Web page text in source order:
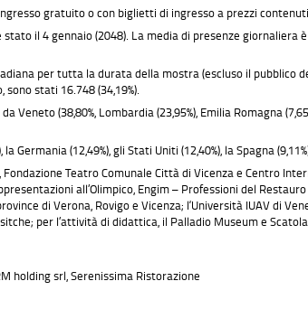
gratuito o con biglietti di ingresso a prezzi
il 4 gennaio (2048). La media di presenze giornaliera
per tutta la durata della mostra (escluso il pubblico
stati 16.748 (34,19%).
(38,80%, Lombardia (23,95%), Emilia Romagna
(12,49%), gli Stati Uniti (12,40%), la Spagna
Teatro Comunale Città di Vicenza e Centro
all’Olimpico, Engim – Professioni del
di Verona, Rovigo e Vicenza; l‘Università IUAV di
per l’attività di didattica, il Palladio Museum e
holding srl, Serenissima Ristorazione